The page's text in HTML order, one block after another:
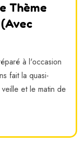
Thème
à l'occasion
fait la quasi-
et le matin de